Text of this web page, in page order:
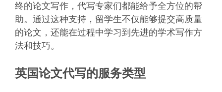
终的论文写作，代写专家们都能给予全方位的帮
助。通过这种支持，留学生不仅能够提交高质量
的论文，还能在过程中学习到先进的学术写作方
法和技巧。
英国论文代写的服务类型